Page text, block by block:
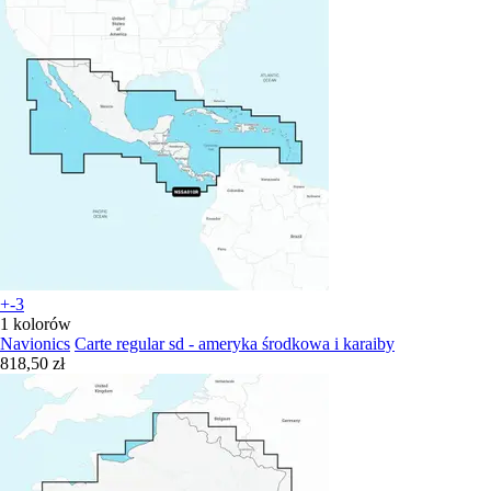
+-3
1 kolorów
Navionics Carte regular sd - ameryka środkowa i karaiby
818,50 zł